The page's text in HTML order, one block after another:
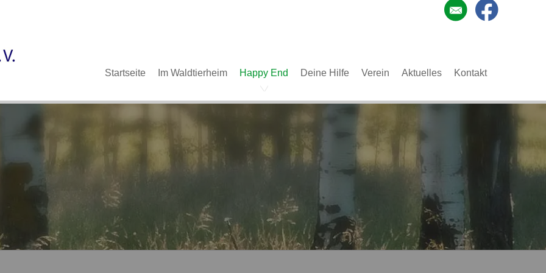
Navigation
überspringen
Startseite Im Waldtierheim Happy End Deine Hilfe Verein Aktuelles Kontakt